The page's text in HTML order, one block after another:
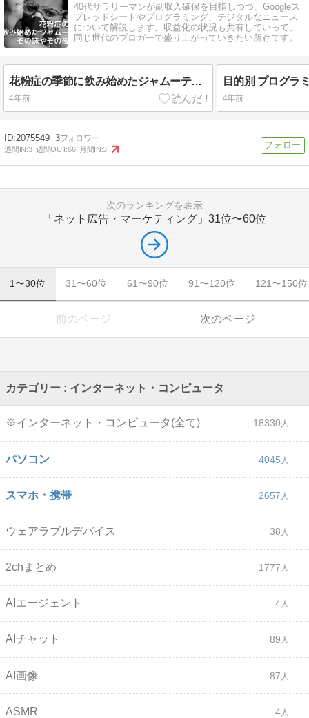
40代サラリーマンが副収入確保を目指しつつ、Googleス
プレッドシートやプログラミング、デジタルなニュース
について解説します。収益化の状況も共有していって、
同じ世代のブロガーで盛り上がっていきたい所存です。
花粉症の季節に飲み始めたジャムーティー|その味やその後の状況
4年前 4年前
2075549 3
週間IN:3 週間OUT:66 月間IN:3
次のランキングを表示
「ネット広告・マーケティング」 31位〜60位
1〜30位 31〜60位 61〜90位 91〜120位 121〜150位
前のページ 次のページ
カテゴリー : インターネット・コンピュータ
※インターネット・コンピュータ(全て) 18330
パソコン 4045
スマホ・携帯 2657
ウェアラブルデバイス 38
2chまとめ 1777
AIエージェント 4
AIチャット 89
AI画像 87
ASMR 4